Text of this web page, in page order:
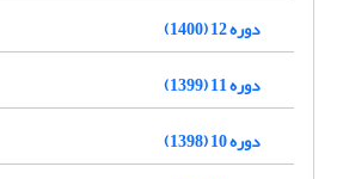
دوره 12 (1400)
دوره 11 (1399)
دوره 10 (1398)